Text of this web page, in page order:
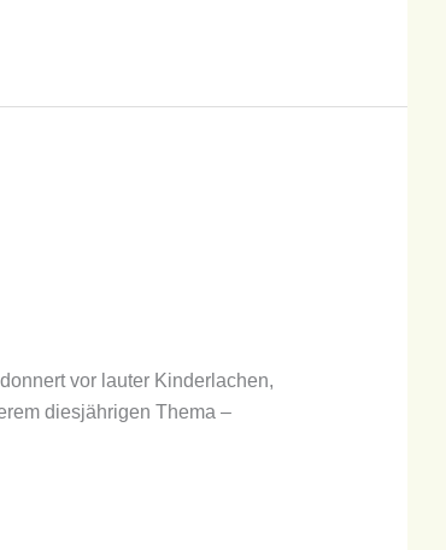
vor lauter Kinderlachen,
diesjährigen Thema –